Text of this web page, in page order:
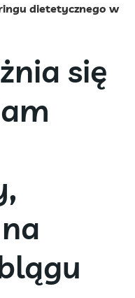
dietetycznego w
się